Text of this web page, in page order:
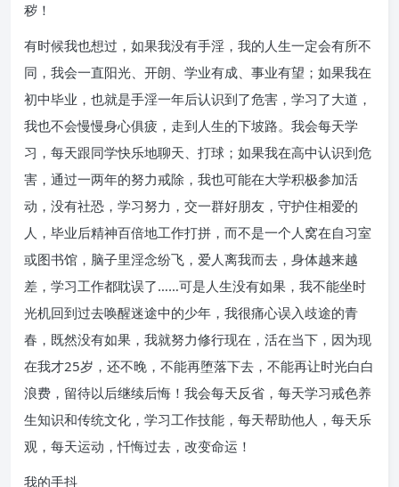
秽！
有时候我也想过，如果我没有手淫，我的人生一定会有所不
同，我会一直阳光、开朗、学业有成、事业有望；如果我在
初中毕业，也就是手淫一年后认识到了危害，学习了大道，
我也不会慢慢身心俱疲，走到人生的下坡路。我会每天学
习，每天跟同学快乐地聊天、打球；如果我在高中认识到危
害，通过一两年的努力戒除，我也可能在大学积极参加活
动，没有社恐，学习努力，交一群好朋友，守护住相爱的
人，毕业后精神百倍地工作打拼，而不是一个人窝在自习室
或图书馆，脑子里淫念纷飞，爱人离我而去，身体越来越
差，学习工作都耽误了……可是人生没有如果，我不能坐时
光机回到过去唤醒迷途中的少年，我很痛心误入歧途的青
春，既然没有如果，我就努力修行现在，活在当下，因为现
在我才25岁，还不晚，不能再堕落下去，不能再让时光白白
浪费，留待以后继续后悔！我会每天反省，每天学习戒色养
生知识和传统文化，学习工作技能，每天帮助他人，每天乐
观，每天运动，忏悔过去，改变命运！
我的手抖